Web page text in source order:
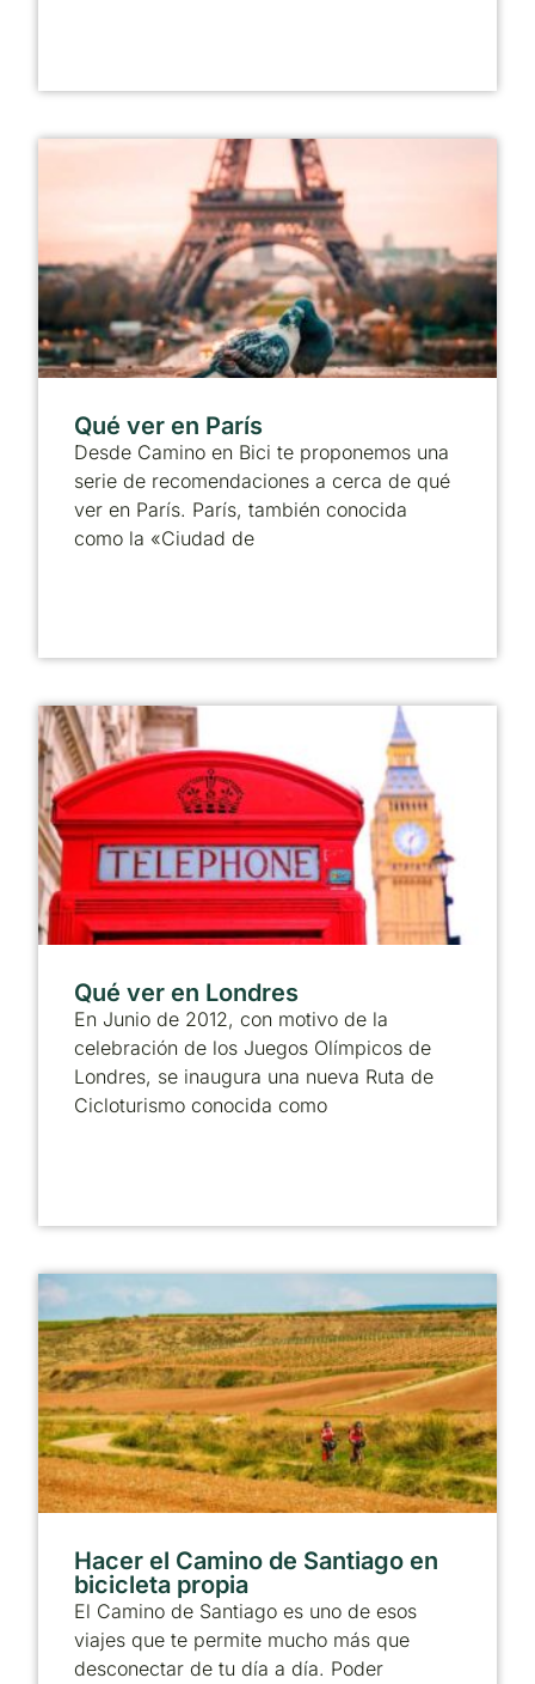
Qué ver en París
Desde Camino en Bici te proponemos una
serie de recomendaciones a cerca de qué
ver en París. París, también conocida
como la «Ciudad de
Qué ver en Londres
En Junio de 2012, con motivo de la
celebración de los Juegos Olímpicos de
Londres, se inaugura una nueva Ruta de
Cicloturismo conocida como
Hacer el Camino de Santiago en
bicicleta propia
El Camino de Santiago es uno de esos
viajes que te permite mucho más que
desconectar de tu día a día. Poder